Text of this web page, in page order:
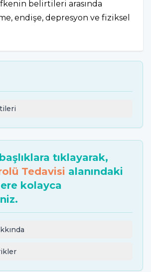
belirtileri arasında
endişe, depresyon ve fiziksel
tıklayarak,
Tedavisi alanındaki
kolayca